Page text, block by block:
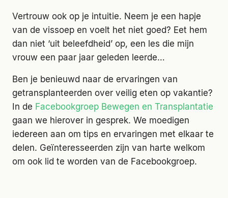
Vertrouw ook op je intuitie. Neem je een hapje
van de vissoep en voelt het niet goed? Eet hem
dan niet ‘uit beleefdheid’ op, een les die mijn
vrouw een paar jaar geleden leerde…
Ben je benieuwd naar de ervaringen van
getransplanteerden over veilig eten op vakantie?
In de Facebookgroep Bewegen en Transplantatie
gaan we hierover in gesprek. We moedigen
iedereen aan om tips en ervaringen met elkaar te
delen. Geïnteresseerden zijn van harte welkom
om ook lid te worden van de Facebookgroep.